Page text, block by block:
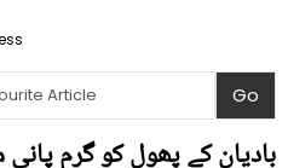
بادیان کے پھول کو گرم پانی